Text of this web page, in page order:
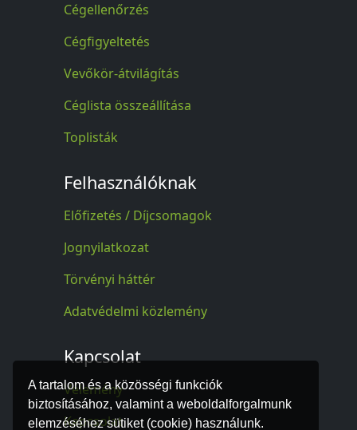
A tartalom és a közösségi funkciók
biztosításához, valamint a weboldalforgalmunk
elemzéséhez sütiket (cookie) használunk.
Cégellenőrzés
Cégfigyeltetés
Vevőkör-átvilágítás
Céglista összeállítása
Toplisták
Felhasználóknak
Előfizetés / Díjcsomagok
Jognyilatkozat
Törvényi háttér
Adatvédelmi közlemény
Kapcsolat
Vélemény
Kapcsolat